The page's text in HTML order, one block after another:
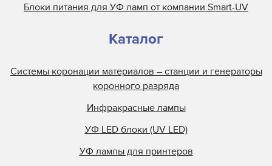
Блоки питания для УФ ламп от компании Smart-UV
Каталог
Системы коронации материалов – станции и генераторы
коронного разряда
Инфракрасные лампы
УФ LED блоки (UV LED)
УФ лампы для принтеров